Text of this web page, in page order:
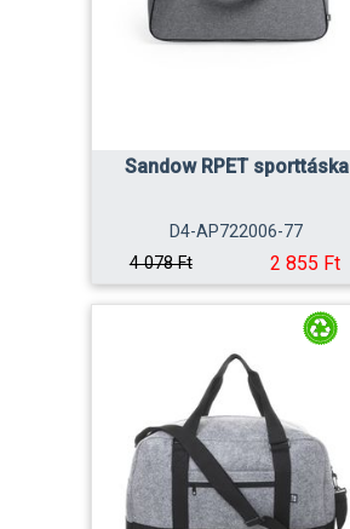
Sandow RPET sporttáska
D4-AP722006-77
4 078 Ft
2 855 Ft